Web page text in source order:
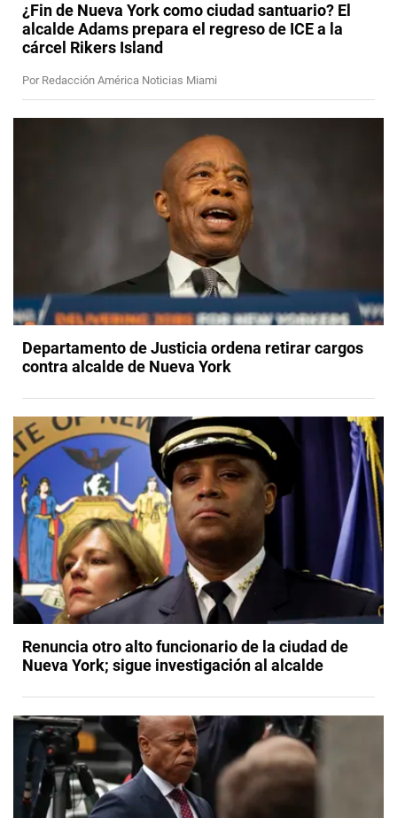
¿Fin de Nueva York como ciudad santuario? El
alcalde Adams prepara el regreso de ICE a la
cárcel Rikers Island
Por Redacción América Noticias Miami
Departamento de Justicia ordena retirar cargos
contra alcalde de Nueva York
Renuncia otro alto funcionario de la ciudad de
Nueva York; sigue investigación al alcalde